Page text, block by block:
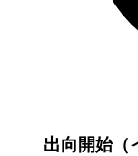
出向開始（